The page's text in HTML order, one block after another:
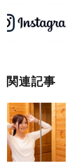
関連記事